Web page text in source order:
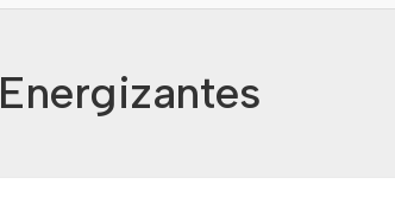
Energizantes